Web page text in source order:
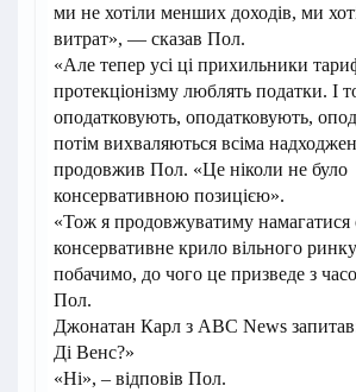
ми не хотіли менших доходів, ми
витрат», — сказав Пол.
«Але тепер усі ці прихильники
протекціонізму люблять податки. І
оподатковують, оподатковують,
потім вихваляються всіма
продовжив Пол. «Це ніколи не було
консервативною позицією».
«Тож я продовжуватиму намагатися
консервативне крило вільного ринку
побачимо, до чого це призведе з
Пол.
Джонатан Карл з ABC News
Ді Венс?»
«Ні», – відповів Пол.